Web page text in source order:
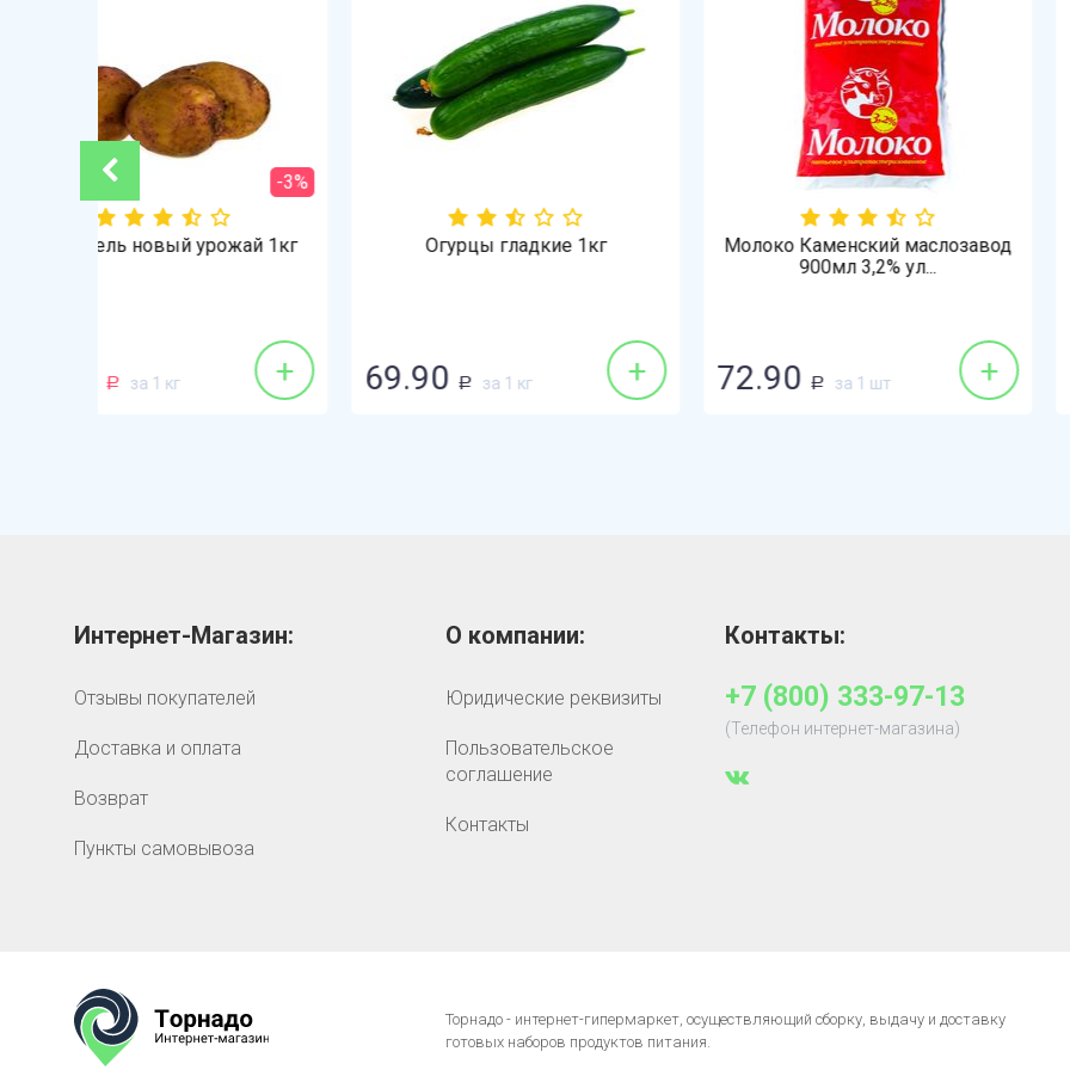
Огурцы гладкие 1кг
69.90 за 1 кг +
Молоко Каменский маслозавод
72.90 за 1 шт +
Томат красный 1кг
128.90 за 1 кг
Интернет-Магазин:
Отзывы покупателей
Доставка и оплата
Возврат
Пункты самовывоза
О компании:
Юридические реквизиты
Пользовательское
соглашение
Контакты
Контакты:
+7 (800) 333-97-13
(Телефон интернет-магазина)
Торнадо - интернет-гипермаркет, осуществляющий сборку, выдачу и доставку
готовых наборов продуктов питания.